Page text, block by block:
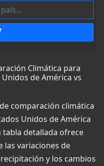
Climática para
de América vs
comparación climática
Unidos de América
tabla detallada ofrece
las variaciones de
y los cambios